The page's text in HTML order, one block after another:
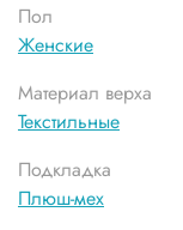
Пол
Женские
Материал верха
Текстильные
Подкладка
Плюш-мех